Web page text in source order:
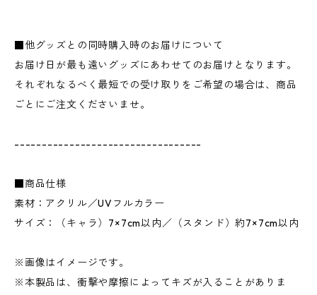
■他グッズとの同時購入時のお届けについて
お届け日が最も遠いグッズにあわせてのお届けとなります。
それぞれなるべく最短での受け取りをご希望の場合は、商品
ごとにご注文くださいませ。
----------------------------------
■商品仕様
素材：アクリル／UVフルカラー
サイズ：（キャラ）7×7cm以内／（スタンド）約7×7cm以内
※画像はイメージです。
※本製品は、衝撃や摩擦によってキズが入ることがありま